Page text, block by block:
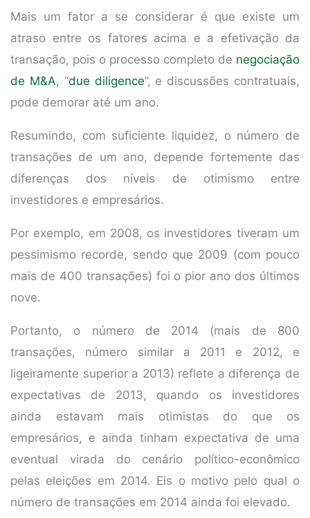
Mais um fator a se considerar é que existe um
atraso entre os fatores acima e a efetivação da
transação, pois o processo completo de negociação
de M&A, “due diligence”, e discussões contratuais,
pode demorar até um ano.
Resumindo, com suficiente liquidez, o número de
transações de um ano, depende fortemente das
diferenças dos níveis de otimismo entre
investidores e empresários.
Por exemplo, em 2008, os investidores tiveram um
pessimismo recorde, sendo que 2009 (com pouco
mais de 400 transações) foi o pior ano dos últimos
nove.
Portanto, o número de 2014 (mais de 800
transações, número similar a 2011 e 2012, e
ligeiramente superior a 2013) reflete a diferença de
expectativas de 2013, quando os investidores
ainda estavam mais otimistas do que os
empresários, e ainda tinham expectativa de uma
eventual virada do cenário político-econômico
pelas eleições em 2014. Eis o motivo pelo qual o
número de transações em 2014 ainda foi elevado.